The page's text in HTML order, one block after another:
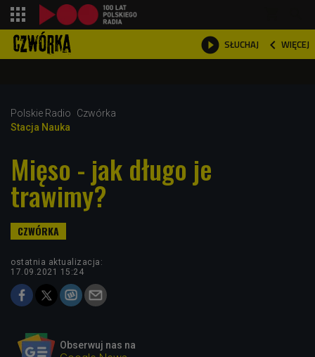
 SŁUCHAJ  WIĘCEJ

Polskie Radio
Czwórka
Stacja Nauka
Mięso - jak długo je
trawimy?
ostatnia aktualizacja:
17.09.2021 15:24
Obserwuj nas na